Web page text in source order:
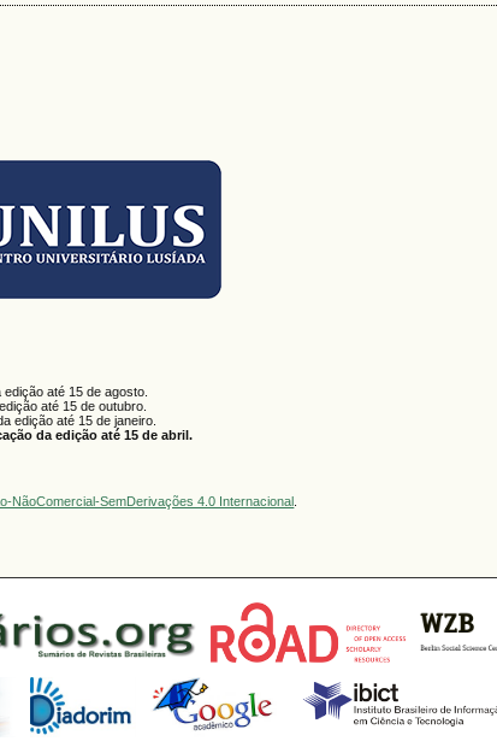
até 15 de agosto.
até 15 de outubro.
edição até 15 de janeiro.
da edição até 15 de abril.
NãoComercial-SemDerivações 4.0 Internacional